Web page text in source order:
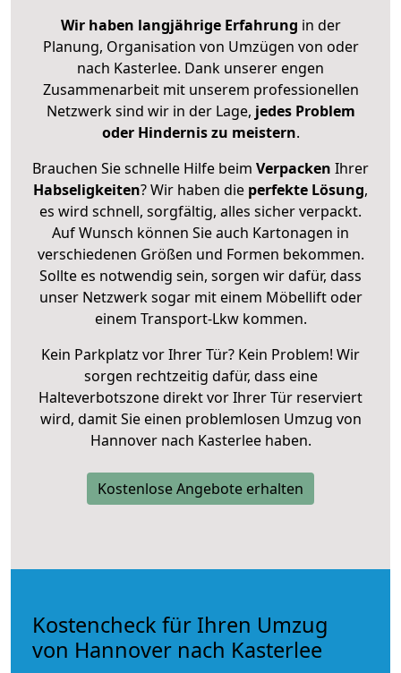
Wir haben langjährige Erfahrung in der
Planung, Organisation von Umzügen von oder
nach Kasterlee. Dank unserer engen
Zusammenarbeit mit unserem professionellen
Netzwerk sind wir in der Lage, jedes Problem
oder Hindernis zu meistern.
Brauchen Sie schnelle Hilfe beim Verpacken Ihrer
Habseligkeiten? Wir haben die perfekte Lösung,
es wird schnell, sorgfältig, alles sicher verpackt.
Auf Wunsch können Sie auch Kartonagen in
verschiedenen Größen und Formen bekommen.
Sollte es notwendig sein, sorgen wir dafür, dass
unser Netzwerk sogar mit einem Möbellift oder
einem Transport-Lkw kommen.
Kein Parkplatz vor Ihrer Tür? Kein Problem! Wir
sorgen rechtzeitig dafür, dass eine
Halteverbotszone direkt vor Ihrer Tür reserviert
wird, damit Sie einen problemlosen Umzug von
Hannover nach Kasterlee haben.
Kostenlose Angebote erhalten
Kostencheck für Ihren Umzug
von Hannover nach Kasterlee